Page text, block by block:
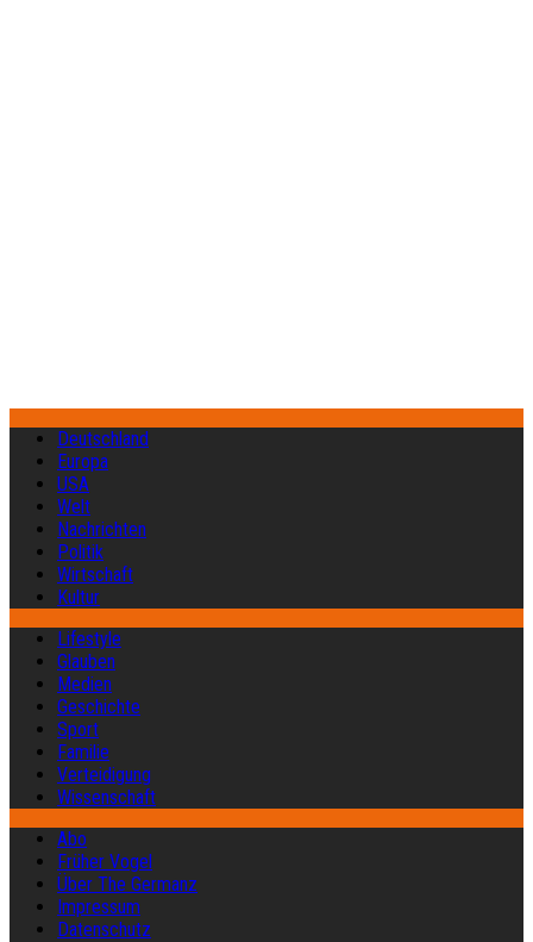
Deutschland
Europa
USA
Welt
Nachrichten
Politik
Wirtschaft
Kultur
Lifestyle
Glauben
Medien
Geschichte
Sport
Familie
Verteidigung
Wissenschaft
Abo
Früher Vogel
Über The Germanz
Impressum
Datenschutz